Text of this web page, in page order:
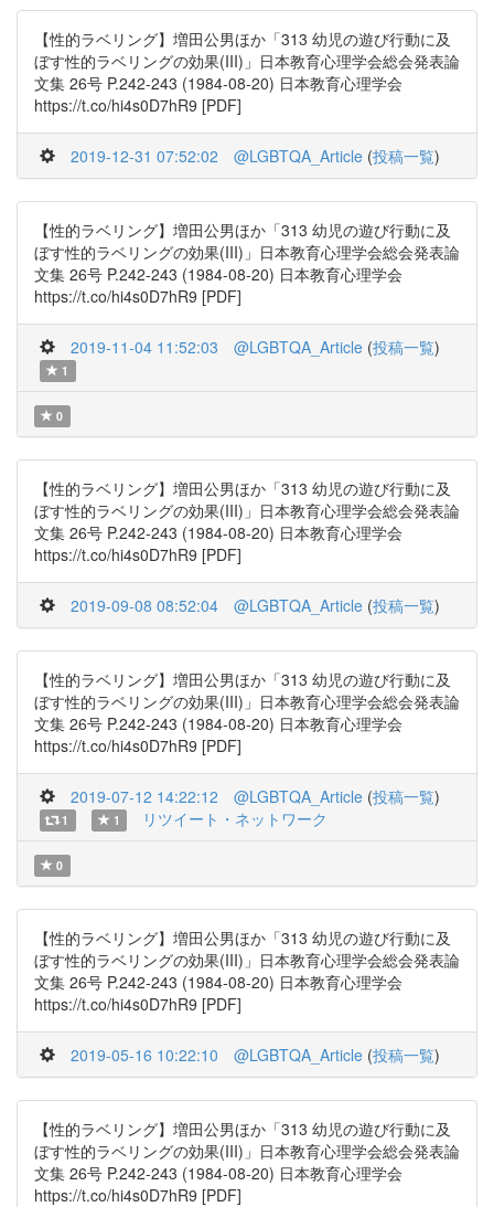
【性的ラベリング】増田公男ほか「313 幼児の遊び行動に及
ぼす性的ラベリングの効果(III)」日本教育心理学会総会発表論
文集 26号 P.242-243 (1984-08-20) 日本教育心理学会
https://t.co/hi4s0D7hR9 [PDF]
2019-12-31 07:52:02 @LGBTQA_Article (投稿一覧)
【性的ラベリング】増田公男ほか「313 幼児の遊び行動に及
ぼす性的ラベリングの効果(III)」日本教育心理学会総会発表論
文集 26号 P.242-243 (1984-08-20) 日本教育心理学会
https://t.co/hi4s0D7hR9 [PDF]
2019-11-04 11:52:03 @LGBTQA_Article (投稿一覧)
1
0
【性的ラベリング】増田公男ほか「313 幼児の遊び行動に及
ぼす性的ラベリングの効果(III)」日本教育心理学会総会発表論
文集 26号 P.242-243 (1984-08-20) 日本教育心理学会
https://t.co/hi4s0D7hR9 [PDF]
2019-09-08 08:52:04 @LGBTQA_Article (投稿一覧)
【性的ラベリング】増田公男ほか「313 幼児の遊び行動に及
ぼす性的ラベリングの効果(III)」日本教育心理学会総会発表論
文集 26号 P.242-243 (1984-08-20) 日本教育心理学会
https://t.co/hi4s0D7hR9 [PDF]
2019-07-12 14:22:12 @LGBTQA_Article (投稿一覧)
1 1 リツイート・ネットワーク
0
【性的ラベリング】増田公男ほか「313 幼児の遊び行動に及
ぼす性的ラベリングの効果(III)」日本教育心理学会総会発表論
文集 26号 P.242-243 (1984-08-20) 日本教育心理学会
https://t.co/hi4s0D7hR9 [PDF]
2019-05-16 10:22:10 @LGBTQA_Article (投稿一覧)
【性的ラベリング】増田公男ほか「313 幼児の遊び行動に及
ぼす性的ラベリングの効果(III)」日本教育心理学会総会発表論
文集 26号 P.242-243 (1984-08-20) 日本教育心理学会
https://t.co/hi4s0D7hR9 [PDF]